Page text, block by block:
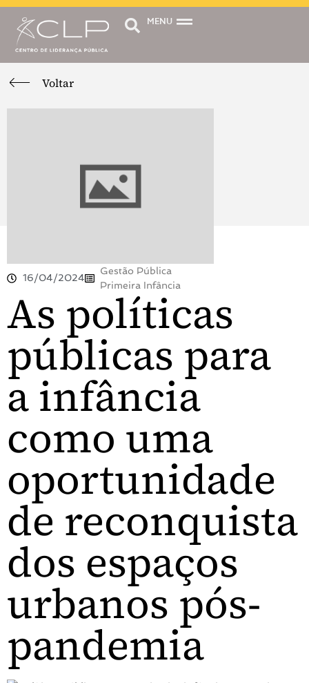
MENU
Voltar
16/04/2024
Gestão Pública
Primeira Infância
As políticas
públicas para
a infância
como uma
oportunidade
de reconquista
dos espaços
urbanos pós-
pandemia